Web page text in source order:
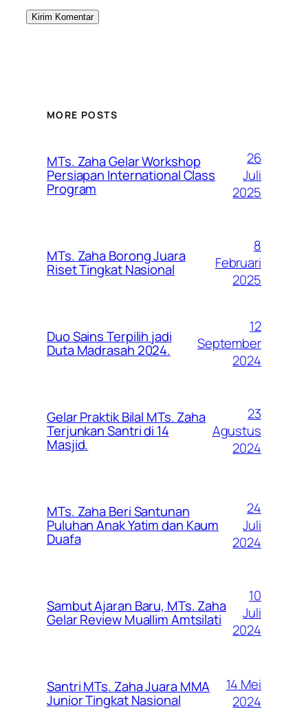
MORE POSTS
MTs. Zaha Gelar Workshop
Persiapan International Class
Program
26
Juli
2025
MTs. Zaha Borong Juara
Riset Tingkat Nasional
8
Februari
2025
Duo Sains Terpilih jadi
Duta Madrasah 2024.
12
September
2024
Gelar Praktik Bilal MTs. Zaha
Terjunkan Santri di 14
Masjid.
23
Agustus
2024
MTs. Zaha Beri Santunan
Puluhan Anak Yatim dan Kaum
Duafa
24
Juli
2024
Sambut Ajaran Baru, MTs. Zaha
Gelar Review Muallim Amtsilati
10
Juli
2024
Santri MTs. Zaha Juara MMA
Junior Tingkat Nasional
14 Mei
2024